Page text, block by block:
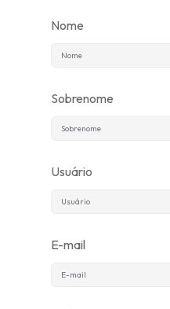
Nome
Sobrenome
Usuário
E-mail